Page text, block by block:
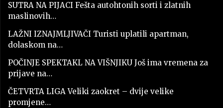
SUTRA NA PIJACI Fešta autohtonih sorti i zlatnih
maslinovih…
LAŽNI IZNAJMLJIVAČI Turisti uplatili apartman,
dolaskom na…
POČINJE SPEKTAKL NA VIŠNJIKU Još ima vremena za
prijave na…
ČETVRTA LIGA Veliki zaokret – dvije velike
promjene…